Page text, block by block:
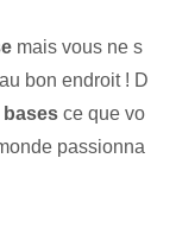
mais vous ne s
bon endroit ! D
bases ⁤ce que vo
passionna